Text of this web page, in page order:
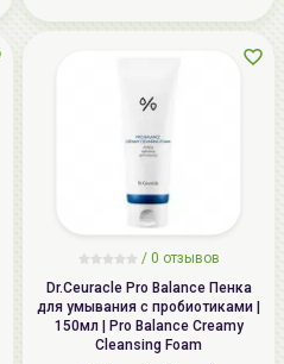
/ 0 отзывов
Dr.Ceuracle Pro Balance Пенка
для умывания с пробиотиками |
150мл | Pro Balance Creamy
Cleansing Foam